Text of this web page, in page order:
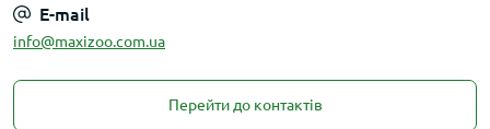
E-mail
info@maxizoo.com.ua
Перейти до контактів